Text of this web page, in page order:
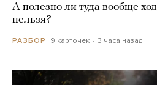
А полезно ли туда вообще
нельзя?
РАЗБОР 9 карточек 3 часа назад